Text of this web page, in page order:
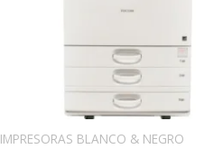
IMPRESORAS BLANCO & NEGRO